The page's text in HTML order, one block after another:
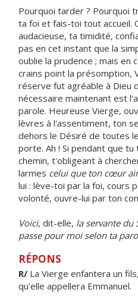
Pourquoi tarder ? Pourquoi
ta foi et fais-toi tout accueil.
audacieuse, ta timidité,
pas en cet instant que la
oublie la prudence ; mais en
crains point la présomption,
réserve fut agréable à Dieu
nécessaire maintenant est
parole. Heureuse Vierge,
lèvres à l'assentiment, ton
dehors le Désiré de toutes
porte. Ah ! Si pendant que
chemin, t'obligeant à
larmes celui que ton cœur
lui : lève-toi par la foi, cours
volonté, ouvre-lui par ton
Voici, dit-elle, la servante du
passe pour moi selon ta
RÉPONS
R/ La Vierge enfantera un fils,
qu'elle appellera Emmanuel.